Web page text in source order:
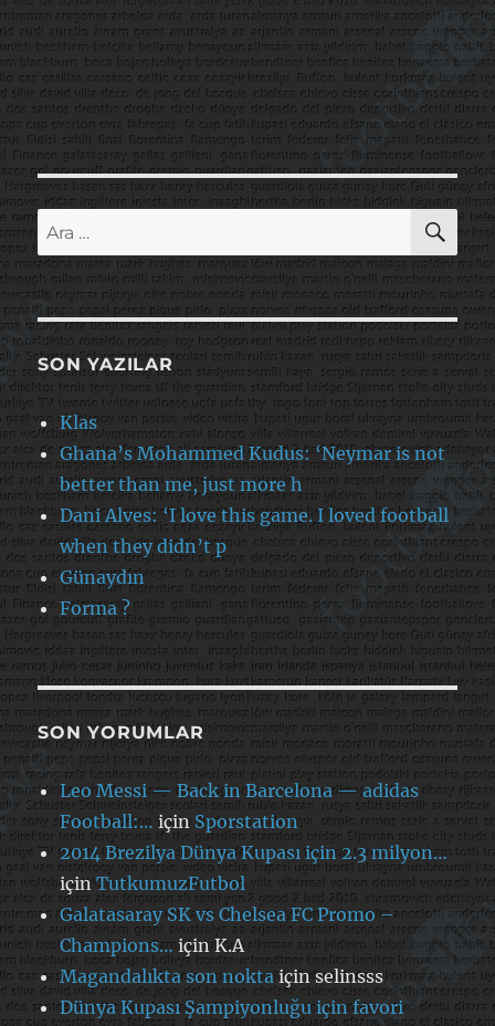
Ara:
SON YAZILAR
Klas
Ghana’s Mohammed Kudus: ‘Neymar is not
better than me, just more h
Dani Alves: ‘I love this game. I loved football
when they didn’t p
Günaydın
Forma ?
SON YORUMLAR
Leo Messi — Back in Barcelona — adidas
Football:… için Sporstation
2014 Brezilya Dünya Kupası için 2.3 milyon…
içinTutkumuzFutbol
Galatasaray SK vs Chelsea FC Promo –
Champions…içinK.A
Magandalıkta son noktaiçinselinsss
Dünya Kupası Şampiyonluğu için favori